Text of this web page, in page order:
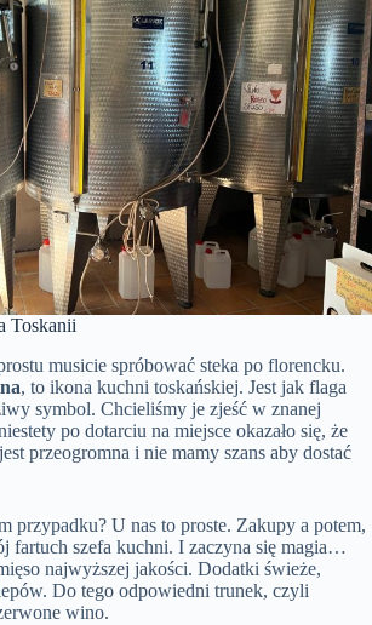
Toskanii
musicie spróbować steka po florencku.
, to ikona kuchni toskańskiej. Jest jak flaga
symbol. Chcieliśmy je zjeść w znanej
po dotarciu na miejsce okazało się, że
przeogromna i nie mamy szans aby dostać
przypadku? U nas to proste. Zakupy a potem,
fartuch szefa kuchni. I zaczyna się magia…
najwyższej jakości. Dodatki świeże,
Do tego odpowiedni trunek, czyli
wino.